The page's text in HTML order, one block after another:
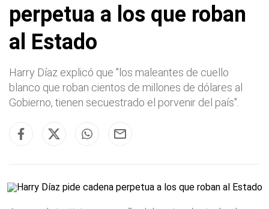
perpetua a los que roban
al Estado
Harry Díaz explicó que "los maleantes de cuello
blanco que roban cientos de millones de dólares al
Gobierno, tienen secuestrado el porvenir del país".